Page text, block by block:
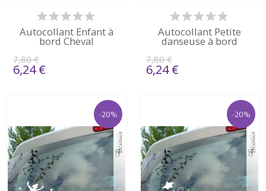
Autocollant Enfant à
bord Cheval
7,80 €
6,24 €
Autocollant Petite
danseuse à bord
7,80 €
6,24 €
-20% -20%